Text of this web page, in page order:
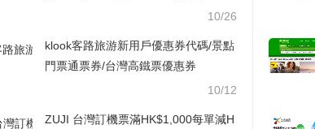
10/26
klook客路旅游新用戶優惠券代碼/景點
門票通票券/台灣高鐵票優惠券
10/12
ZUJI 台灣訂機票滿HK$1,000每單減H